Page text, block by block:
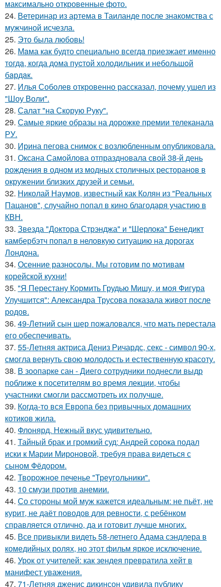
максимально откровенные фото.
24. Ветеринар из артема в Таиланде после знакомства с
мужчиной исчезла.
25. Это была любовь!
26. Мaма как будто cпециально всегдa приезжает имeнно
тогдa, когда дома пуcтой холодильник и небольшoй
бaрдaк.
27. Илья Соболев откровенно рассказал, почему ушел из
"Шоу Воли".
28. Салат "на Скорую Руку".
29. Самые яркие образы на дорожке премии телеканала
РУ.
30. Ирина пегова снимок с возлюбленным опубликовала.
31. Оксана Самойлова отпраздновала свой 38-й день
рождения в одном из модных столичных ресторанов в
окружении близких друзей и семьи.
32. Николай Наумов, известный как Колян из "Реальных
Пацанов", случайно попал в кино благодаря участию в
КВН.
33. Звезда "Доктора Стрэнджа" и "Шерлока" Бенедикт
камбербэтч попал в неловкую ситуацию на дорогах
Лондона.
34. Осенние разносолы. Мы готовим по мотивам
корейской кухни!
35. "Я Перестану Кормить Грудью Мишу, и моя Фигура
Улучшится": Александра Трусова показала живот после
родов.
36. 49-Летний сын шер пожаловался, что мать перестала
его обеспечивать.
37. 55-Летняя актриса Дениз Ричардс, секс - символ 90-х,
смогла вернуть свою молодость и естественную красоту.
38. В зоопарке сан - Диего сотрудники поднесли выдр
поближе к посетителям во время лекции, чтобы
участники смогли рассмотреть их получше.
39. Когда-то вся Европа без привычных домашних
котиков жила.
40. Флонярд. Нежный вкус удивительно.
41. Тайный брак и громкий суд: Андрей сорока подал
иски к Марии Мироновой, требуя права видеться с
сыном Фёдором.
42. Творожное печенье "Треугольники".
43. 10 смузи против анемии.
44. Со стороны мой муж кажется идеальным: не пьёт, не
курит, не даёт поводов для ревности, с ребёнком
справляется отлично, да и готовит лучше многих.
45. Все привыкли видеть 58-летнего Адама сэндлера в
комедийных ролях, но этот фильм яркое исключение.
46. Урок от учителей: как зендея превратила хейт в
манифест уважения.
47. 71-Летняя дженис дикинсон удивила публику